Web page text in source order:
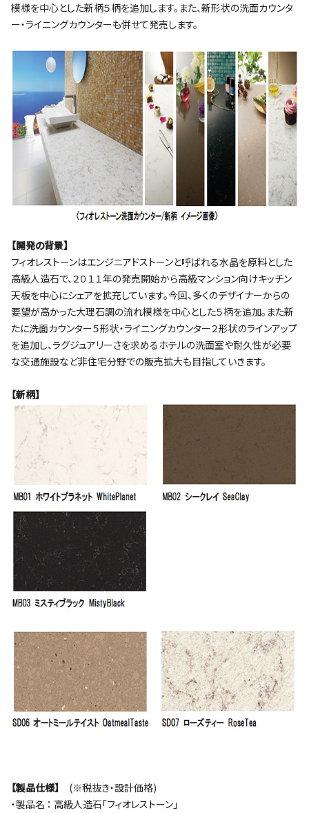
模様を中心とした新柄５柄を追加します。また、新形状の洗面カウンタ
ー・ライニングカウンターも併せて発売します。
【開発の背景】
フィオレストーンはエンジニアドストーンと呼ばれる水晶を原料とした
高級人造石で、２０１１年の発売開始から高級マンション向けキッチン
天板を中心にシェアを拡充しています。今回、多くのデザイナーからの
要望が高かった大理石調の流れ模様を中心とした５柄を追加。また新
たに洗面カウンター５形状・ライニングカウンター２形状のラインアップ
を追加し、ラグジュアリーさを求めるホテルの洗面室や耐久性が必要
な交通施設など非住宅分野での販売拡大も目指していきます。
【新柄】
【製品仕様】 (※税抜き・設計価格)
・製品名 ： 高級人造石「フィオレストーン」